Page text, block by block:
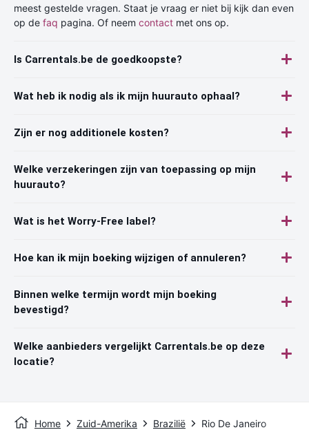
meest gestelde vragen. Staat je vraag er niet bij kijk dan even
op de faq pagina. Of neem contact met ons op.
Is Carrentals.be de goedkoopste?
Wat heb ik nodig als ik mijn huurauto ophaal?
Zijn er nog additionele kosten?
Welke verzekeringen zijn van toepassing op mijn
huurauto?
Wat is het Worry-Free label?
Hoe kan ik mijn boeking wijzigen of annuleren?
Binnen welke termijn wordt mijn boeking
bevestigd?
Welke aanbieders vergelijkt Carrentals.be op deze
locatie?
Home Zuid-Amerika Brazilië Rio De Janeiro